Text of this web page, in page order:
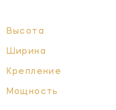
Высота
Ширина
Крепление
Мощность